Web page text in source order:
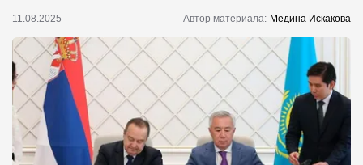
11.08.2025 Автор материала: Медина Искакова